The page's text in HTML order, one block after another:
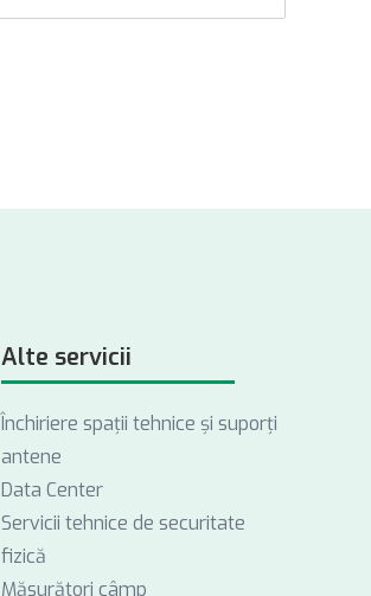
Alte servicii
Închiriere spații tehnice și suporți
antene
Data Center
Servicii tehnice de securitate
fizică
Măsurători câmp